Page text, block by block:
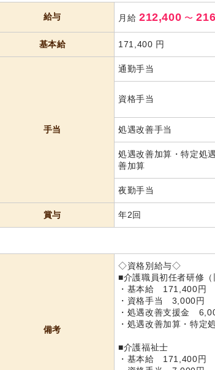
給与 月給 212,400 〜
基本給 171,400 円
手当
通勤手当
資格手当
処遇改善手当
処遇改善加算・特定処
善加算
夜勤手当
賞与 年2回
備考
◇資格別給与◇
■介護職員初任者研修（
・基本給 171,400円
・資格手当 3,000円
・処遇改善支援金
・処遇改善加算・特
■介護福祉士
・基本給 171,400円